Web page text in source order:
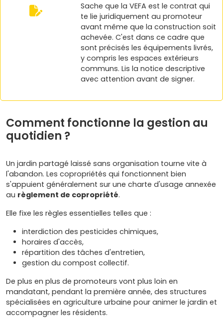
Sache que la VEFA est le contrat qui
te lie juridiquement au promoteur
avant même que la construction soit
achevée. C'est dans ce cadre que
sont précisés les équipements livrés,
y compris les espaces extérieurs
communs. Lis la notice descriptive
avec attention avant de signer.
Comment fonctionne la gestion au
quotidien ?
Un jardin partagé laissé sans organisation tourne vite à
l'abandon. Les copropriétés qui fonctionnent bien
s'appuient généralement sur une charte d'usage annexée
au règlement de copropriété.
Elle fixe les règles essentielles telles que :
interdiction des pesticides chimiques,
horaires d'accès,
répartition des tâches d'entretien,
gestion du compost collectif.
De plus en plus de promoteurs vont plus loin en
mandatant, pendant la première année, des structures
spécialisées en agriculture urbaine pour animer le jardin et
accompagner les résidents.